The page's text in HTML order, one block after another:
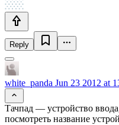
Reply
white_panda Jun 23 2012 at
Тачпад — устройство
посмотреть название